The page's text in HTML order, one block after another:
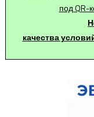
под QR-
качества